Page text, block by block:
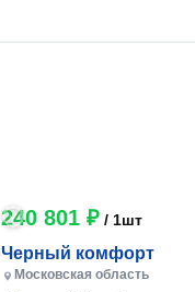
240 801 ₽ / 1шт
Черный комфорт
Московская область